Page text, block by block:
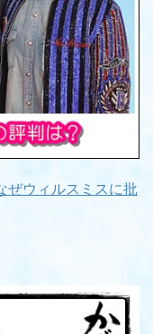
ぜウィルスミスに批